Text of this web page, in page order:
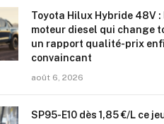
Toyota Hilux Hybride 48V :
moteur diesel qui change
un rapport qualité-prix
convaincant
août 6, 2026
SP95-E10 dès 1,85 €/L ce